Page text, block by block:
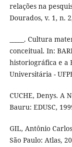
relações na
Dourados, v. 1, n.
_____. Cultura
conceitual. In:
historiográfica e a
Universitária -
CUCHE, Denys. A
Bauru: EDUSC,
GIL, Antônio
São Paulo: Atlas,